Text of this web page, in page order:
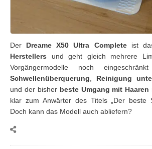
Der Dreame X50 Ultra Completeist
Herstellers und geht gleich mehrere
Vorgängermodelle noch
Schwellenüberquerung, Reinigung
und der bisher beste Umgang mit Haaren
klar zum Anwärter des Titels „Der beste
Doch kann das Modell auch abliefern?